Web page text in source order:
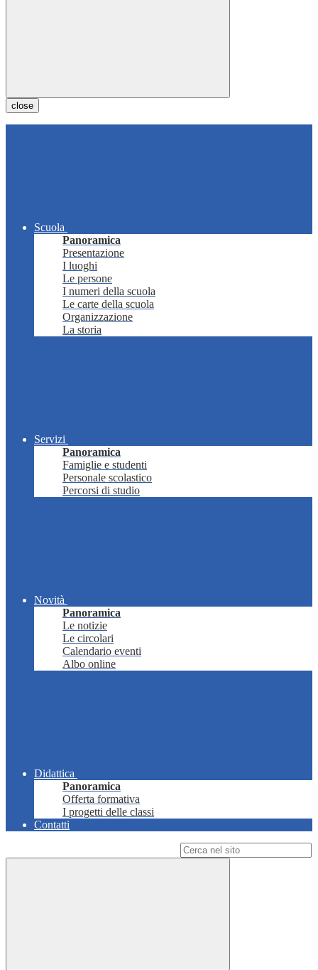
close
Scuola
Panoramica
Presentazione
I luoghi
Le persone
I numeri della scuola
Le carte della scuola
Organizzazione
La storia
Servizi
Panoramica
Famiglie e studenti
Personale scolastico
Percorsi di studio
Novità
Panoramica
Le notizie
Le circolari
Calendario eventi
Albo online
Didattica
Panoramica
Offerta formativa
I progetti delle classi
Contatti